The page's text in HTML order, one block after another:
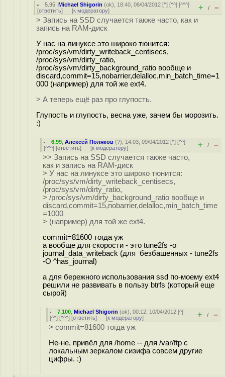
5.95 ,Michael Shigorin (ok), 18:40, 08/04/2012 [^] [^^] [^^^]
[ответить] [к модератору] + / –
> Запись на SSD случается также часто, как и
запись на RAM-диск
У нас на линуксе это широко тюнится:
/proc/sys/vm/dirty_writeback_centisecs,
/proc/sys/vm/dirty_ratio,
/proc/sys/vm/dirty_background_ratio вообще и
discard,commit=15,nobarrier,delalloc,min_batch_time=1
000 (например) для той же ext4.
> А теперь ещё раз про глупость.
Глупость и глупость, весна уже, зачем бы морозить.
:)
6.99 ,Алексей Поляков (?), 14:03, 09/04/2012 [^] [^^]
[^^^] [ответить] [к модератору] + / –
>> Запись на SSD случается также часто,
как и запись на RAM-диск
> У нас на линуксе это широко тюнится:
/proc/sys/vm/dirty_writeback_centisecs,
/proc/sys/vm/dirty_ratio,
> /proc/sys/vm/dirty_background_ratio вообще и
discard,commit=15,nobarrier,delalloc,min_batch_time
=1000
> (например) для той же ext4.
commit=81600 тогда уж
а вообще для скорости - это tune2fs -o
journal_data_writeback (для безбашенных - tune2fs
-O ^has_journal)
а для бережного использования ssd по-моему ext4
решили не развивать в пользу btrfs (который еще
сырой)
7.100 ,Michael Shigorin (ok), 00:12, 10/04/2012 [^]
[^^] [^^^] [ответить] [к модератору] + / –
> commit=81600 тогда уж
Не-не, привёл для /home -- для /var/ftp с
локальным зеркалом сизифа совсем другие
цифры. :)